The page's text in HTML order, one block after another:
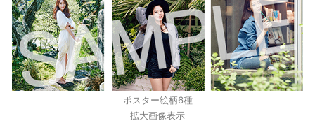
ポスター絵柄6種
拡大画像表示